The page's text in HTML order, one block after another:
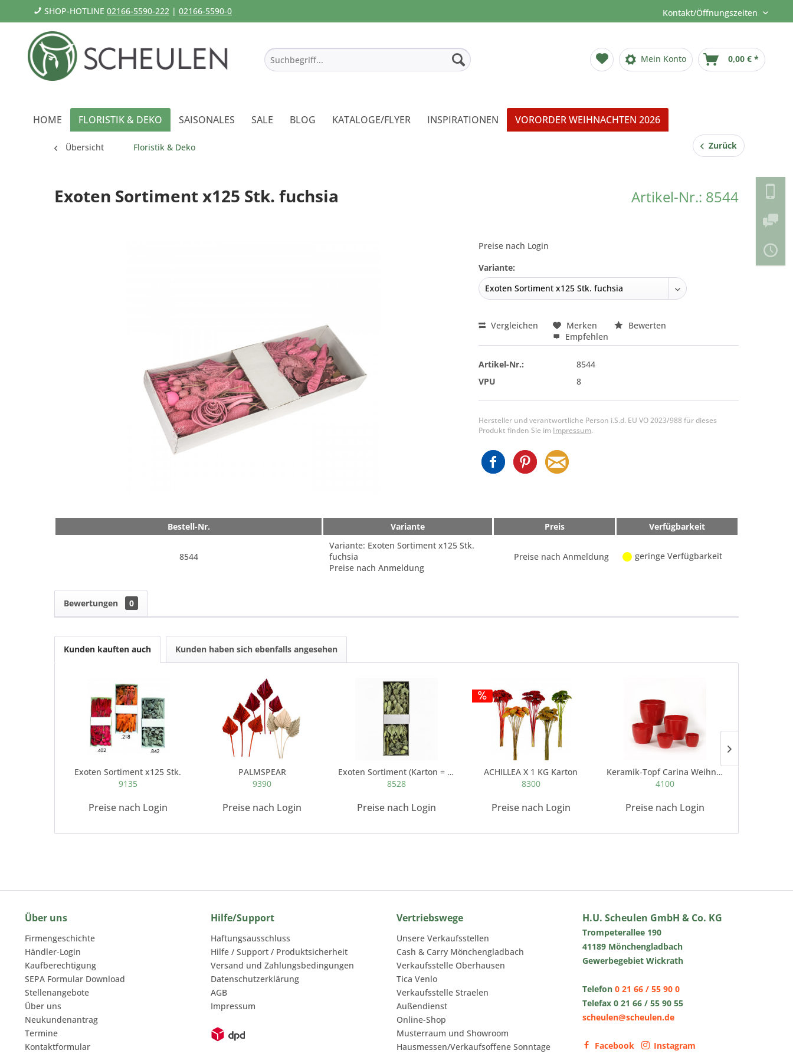
SHOP-HOTLINE 02166-5590-222 | 02166-5590-0 Kontakt/Öffnungszeiten
Mein Konto 0,00 € *
HOME FLORISTIK & DEKO SAISONALES SALE BLOG KATALOGE/FLYER INSPIRATIONEN VORORDER WEIHNACHTEN 2026
Übersicht Floristik & Deko Zurück
Artikel-Nr.: 8544
Exoten Sortiment x125 Stk. fuchsia
Preise nach Login
Variante:
Vergleichen Merken
Bewerten
Empfehlen
Artikel-Nr.:
8544
VPU
8
Hersteller und verantwortliche Person i.S.d. EU VO 2023/988 für dieses
Produkt finden Sie im Impressum.
Bestell-Nr. Variante Preis Verfügbarkeit
8544
Variante: Exoten Sortiment x125 Stk.
fuchsia
Preise nach Anmeldung
Preise nach Anmeldung geringe Verfügbarkeit
Bewertungen 0
Kunden kauften auch Kunden haben sich ebenfalls angesehen
Exoten Sortiment x125 Stk.
9135
Preise nach Login
PALMSPEAR
9390
Preise nach Login
Exoten Sortiment (Karton = 125 St) dunkelgrün...
8528
Preise nach Login
ACHILLEA X 1 KG Karton
8300
Preise nach Login
Keramik-Topf Carina Weihnachts-Rot
4100
Preise nach Login
Über uns
Firmengeschichte
Händler-Login
Kaufberechtigung
SEPA Formular Download
Stellenangebote
Über uns
Neukundenantrag
Termine
Kontaktformular
Hilfe/Support
Haftungsausschluss
Hilfe / Support / Produktsicherheit
Versand und Zahlungsbedingungen
Datenschutzerklärung
AGB
Impressum
Vertriebswege
Unsere Verkaufsstellen
Cash & Carry Mönchengladbach
Verkaufsstelle Oberhausen
Tica Venlo
Verkaufsstelle Straelen
Außendienst
Online-Shop
Musterraum und Showroom
Hausmessen/Verkaufsoffene Sonntage
H.U. Scheulen GmbH & Co. KG
Trompeterallee 190
41189 Mönchengladbach
Gewerbegebiet Wickrath
Telefon 0 21 66 / 55 90 0
Telefax 0 21 66 / 55 90 55
scheulen@scheulen.de
Facebook Instagram